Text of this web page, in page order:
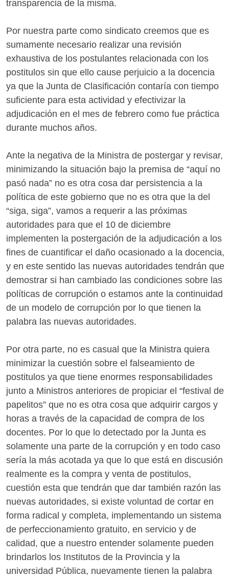
transparencia de la misma.
Por nuestra parte como sindicato creemos que es
sumamente necesario realizar una revisión
exhaustiva de los postulantes relacionada con los
postitulos sin que ello cause perjuicio a la docencia
ya que la Junta de Clasificación contaría con tiempo
suficiente para esta actividad y efectivizar la
adjudicación en el mes de febrero como fue práctica
durante muchos años.
Ante la negativa de la Ministra de postergar y revisar,
minimizando la situación bajo la premisa de “aquí no
pasó nada” no es otra cosa dar persistencia a la
política de este gobierno que no es otra que la del
“siga, siga”, vamos a requerir a las próximas
autoridades para que el 10 de diciembre
implementen la postergación de la adjudicación a los
fines de cuantificar el daño ocasionado a la docencia,
y en este sentido las nuevas autoridades tendrán que
demostrar si han cambiado las condiciones sobre las
políticas de corrupción o estamos ante la continuidad
de un modelo de corrupción por lo que tienen la
palabra las nuevas autoridades.
Por otra parte, no es casual que la Ministra quiera
minimizar la cuestión sobre el falseamiento de
postitulos ya que tiene enormes responsabilidades
junto a Ministros anteriores de propiciar el “festival de
papelitos” que no es otra cosa que adquirir cargos y
horas a través de la capacidad de compra de los
docentes. Por lo que lo detectado por la Junta es
solamente una parte de la corrupción y en todo caso
sería la más acotada ya que lo que está en discusión
realmente es la compra y venta de postitulos,
cuestión esta que tendrán que dar también razón las
nuevas autoridades, si existe voluntad de cortar en
forma radical y completa, implementando un sistema
de perfeccionamiento gratuito, en servicio y de
calidad, que a nuestro entender solamente pueden
brindarlos los Institutos de la Provincia y la
universidad Pública, nuevamente tienen la palabra